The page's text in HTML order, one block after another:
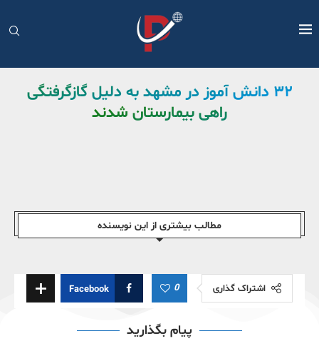
۳۲ دانش آموز در مشهد به دلیل گازگرفتگی
راهی بیمارستان شدند
مطالب بیشتری از این نویسندە
اشتراک گذاری 0
Facebook
پیام بگذارید